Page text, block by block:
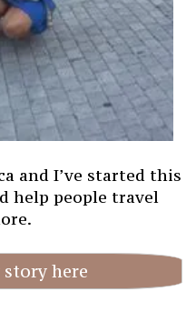
and I’ve started this
help people travel
story here